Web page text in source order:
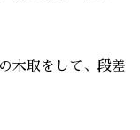
木取をして、段差